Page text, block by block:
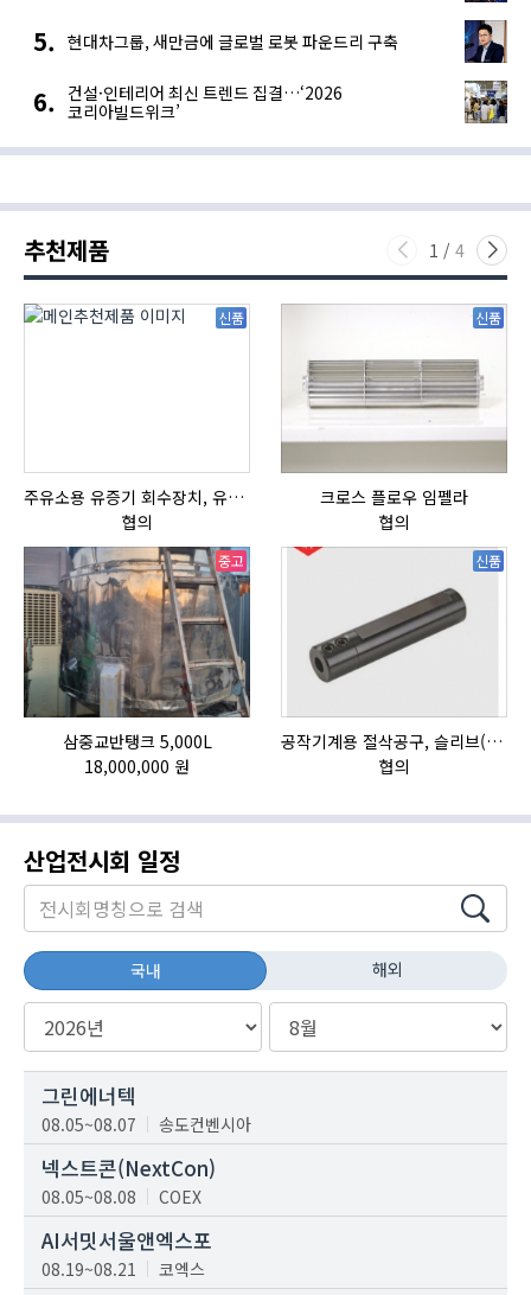
현대차그룹, 새만금에 글로벌 로봇 파운드리 구축
건설·인테리어 최신 트렌드 집결…‘2026
코리아빌드위크’
추천제품 1 / 4
신품
주유소용 유증기 회수장치, 유증기 회수장치, 방폭형, 방폭형 유증기 회수장치
협의
신품
크로스 플로우 임펠라
협의
중고
삼중교반탱크 5,000L
18,000,000 원
신품
공작기계용 절삭공구, 슬리브(SLEEVE)
협의
산업전시회 일정
국내 해외
그린에너텍
08.05~08.07 송도컨벤시아
넥스트콘(NextCon)
08.05~08.08 COEX
AI서밋서울앤엑스포
08.19~08.21 코엑스